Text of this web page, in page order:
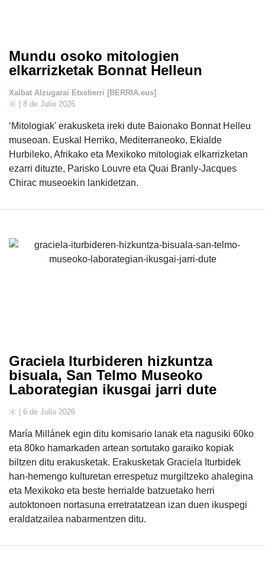
Mundu osoko mitologien
elkarrizketak Bonnat Helleun
Xalbat Alzugarai Etxeberri [BERRIA.eus]
| 8 de Julio 2026
‘Mitologiak' erakusketa ireki dute Baionako Bonnat Helleu
museoan. Euskal Herriko, Mediterraneoko, Ekialde
Hurbileko, Afrikako eta Mexikoko mitologiak elkarrizketan
ezarri dituzte, Parisko Louvre eta Quai Branly-Jacques
Chirac museoekin lankidetzan.
Graciela Iturbideren hizkuntza
bisuala, San Telmo Museoko
Laborategian ikusgai jarri dute
| 6 de Julio 2026
María Millánek egin ditu komisario lanak eta nagusiki 60ko
eta 80ko hamarkaden artean sortutako garaiko kopiak
biltzen ditu erakusketak. Erakusketak Graciela Iturbidek
han-hemengo kulturetan errespetuz murgiltzeko ahalegina
eta Mexikoko eta beste herrialde batzuetako herri
autoktonoen nortasuna erretratatzean izan duen ikuspegi
eraldatzailea nabarmentzen ditu.